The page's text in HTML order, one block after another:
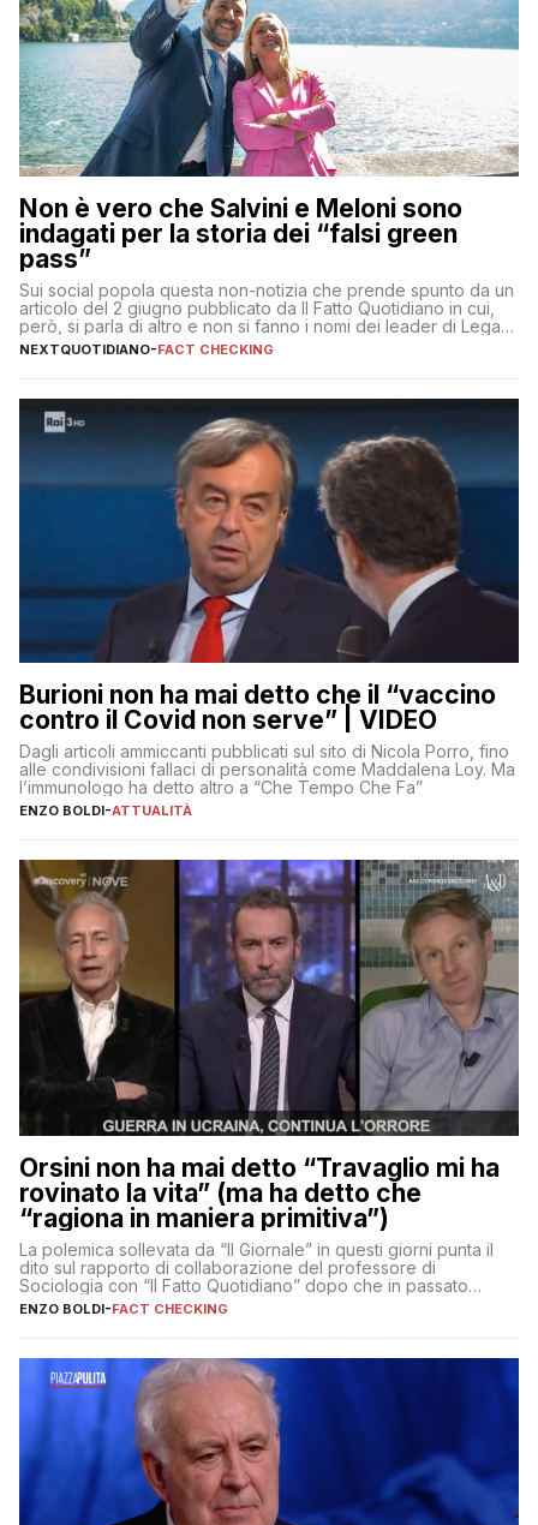
Non è vero che Salvini e Meloni sono
indagati per la storia dei “falsi green
pass”
Sui social popola questa non-notizia che prende spunto da un
articolo del 2 giugno pubblicato da Il Fatto Quotidiano in cui,
però, si parla di altro e non si fanno i nomi dei leader di Lega e
Fratelli d’Italia
NEXTQUOTIDIANO-FACT CHECKING
Burioni non ha mai detto che il “vaccino
contro il Covid non serve” | VIDEO
Dagli articoli ammiccanti pubblicati sul sito di Nicola Porro, fino
alle condivisioni fallaci di personalità come Maddalena Loy. Ma
l’immunologo ha detto altro a “Che Tempo Che Fa”
ENZO BOLDI-ATTUALITÀ
Orsini non ha mai detto “Travaglio mi ha
rovinato la vita” (ma ha detto che
“ragiona in maniera primitiva”)
La polemica sollevata da “Il Giornale” in questi giorni punta il
dito sul rapporto di collaborazione del professore di
Sociologia con “Il Fatto Quotidiano” dopo che in passato
erano volati stracci
ENZO BOLDI-FACT CHECKING